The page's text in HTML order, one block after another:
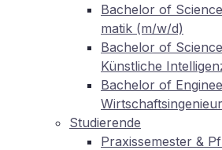
Ba­che­lor of
ma­tik (m/w/d)
Ba­che­lor of
Künst­li­che
Ba­che­lor of
Stu­die­ren­de
Pra­xis­se­mes­ter &